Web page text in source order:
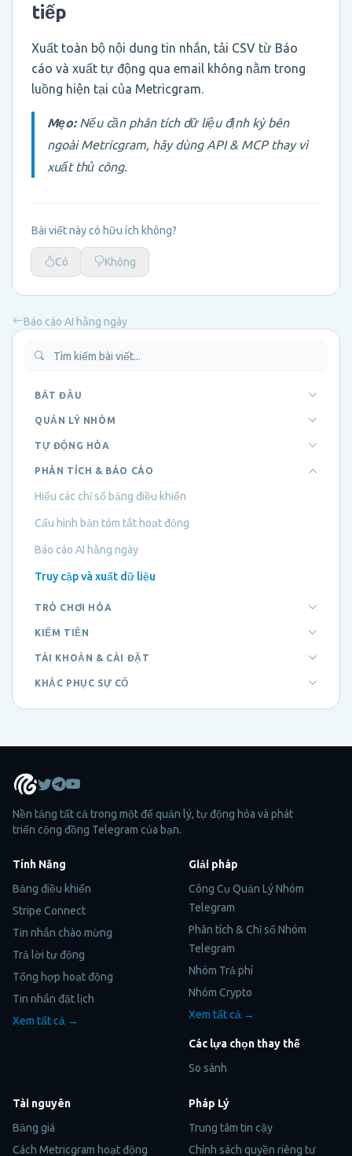
tiếp
Xuất toàn bộ nội dung tin nhắn, tải CSV từ Báo
cáo và xuất tự động qua email không nằm trong
luồng hiện tại của Metricgram.
Mẹo:Nếu cần phân tích dữ liệu định kỳ bên
ngoài Metricgram, hãy dùng API & MCP thay vì
xuất thủ công.
Bài viết này có hữu ích không?
Có Không
Báo cáo AI hằng ngày
BẮT ĐẦU
QUẢN LÝ NHÓM
TỰ ĐỘNG HÓA
PHÂN TÍCH & BÁO CÁO
Hiểu các chỉ số bảng điều khiển
Cấu hình bản tóm tắt hoạt động
Báo cáo AI hằng ngày
Truy cập và xuất dữ liệu
TRÒ CHƠI HÓA
KIẾM TIỀN
TÀI KHOẢN & CÀI ĐẶT
KHẮC PHỤC SỰ CỐ
Nền tảng tất cả trong một để quản lý, tự động hóa và phát
triển cộng đồng Telegram của bạn.
Tính Năng
Bảng điều khiển
Stripe Connect
Tin nhắn chào mừng
Trả lời tự động
Tổng hợp hoạt động
Tin nhắn đặt lịch
Xem tất cả →
Giải pháp
Công Cụ Quản Lý Nhóm
Telegram
Phân tích & Chỉ số Nhóm
Telegram
Nhóm Trả phí
Nhóm Crypto
Xem tất cả →
Các lựa chọn thay thế
So sánh
Tài nguyên
Bảng giá
Cách Metricgram hoạt động
Pháp Lý
Trung tâm tin cậy
Chính sách quyền riêng tư